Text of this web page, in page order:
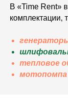
В «Time Rent»
комплектации,
тепловое
мотопомпа